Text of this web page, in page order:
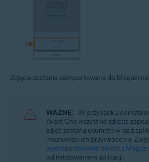
Zdjęcie zostanie zaimportowane do Magazynu
WAŻNE: W przypadku
Avast One wszystkie zdjęcia
zdjęć zostaną usunięte wraz z
możliwości ich przywrócenia.
wyeksportowanie plików z
odinstalowaniem aplikacji.